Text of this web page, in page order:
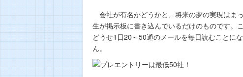
会社が有名かどうかと、将来の夢の実現はま
生が掲示板に書き込んでいるだけのものです。
どうせ1日20～50通のメールを毎日読むことに
ん。